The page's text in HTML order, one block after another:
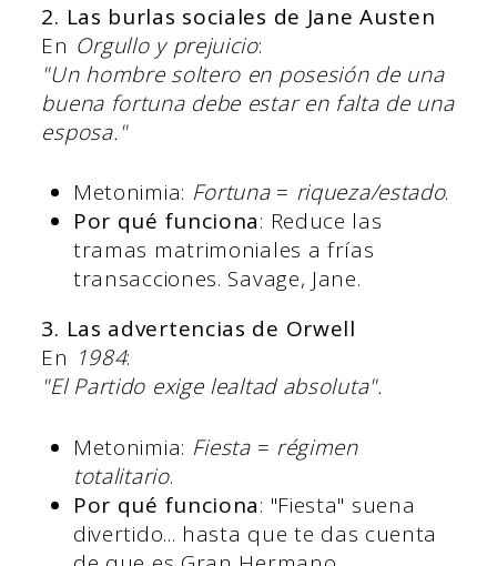
2. Las burlas sociales de Jane Austen
En Orgullo y prejuicio:
"Un hombre soltero en posesión de una
buena fortuna debe estar en falta de una
esposa."
Metonimia: Fortuna= riqueza/estado.
Por qué funciona: Reduce las
tramas matrimoniales a frías
transacciones. Savage, Jane.
3. Las advertencias de Orwell
En 1984:
"El Partido exige lealtad absoluta".
Metonimia: Fiesta= régimen
totalitario.
Por qué funciona: "Fiesta" suena
divertido... hasta que te das cuenta